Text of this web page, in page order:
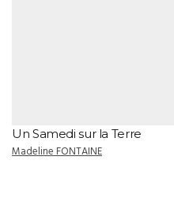
Un Samedi sur la Terre
Madeline FONTAINE